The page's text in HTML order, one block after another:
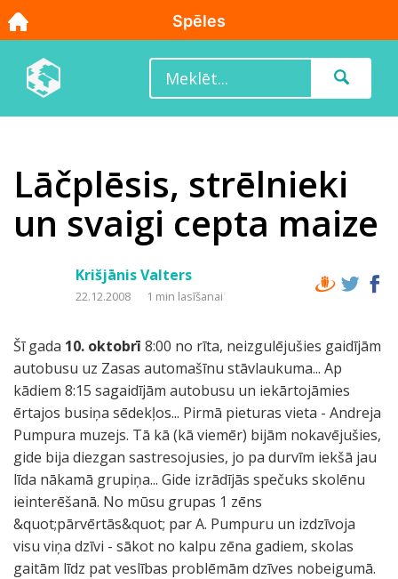
Lāčplēsis, strēlnieki
un svaigi cepta maize
Krišjānis Valters
22.12.2008 1 min lasīšanai
Šī gada 10. oktobrī 8:00 no rīta, neizgulējušies gaidījām
autobusu uz Zasas automašīnu stāvlaukuma... Ap
kādiem 8:15 sagaidījām autobusu un iekārtojāmies
ērtajos busiņa sēdekļos... Pirmā pieturas vieta - Andreja
Pumpura muzejs. Tā kā (kā viemēr) bijām nokavējušies,
gide bija diezgan sastresojusies, jo pa durvīm iekšā jau
līda nākamā grupiņa... Gide izrādījās spečuks skolēnu
ieinterēšanā. No mūsu grupas 1 zēns
&quot;pārvērtās&quot; par A. Pumpuru un izdzīvoja
visu viņa dzīvi - sākot no kalpu zēna gadiem, skolas
gaitām līdz pat veslības problēmām dzīves nobeigumā.